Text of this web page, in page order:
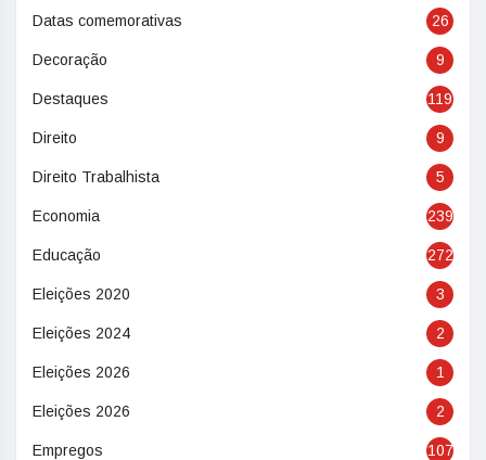
Datas comemorativas 26
Decoração 9
Destaques 119
Direito 9
Direito Trabalhista 5
Economia 239
Educação 272
Eleições 2020 3
Eleições 2024 2
Eleições 2026 1
Eleições 2026 2
Empregos 107